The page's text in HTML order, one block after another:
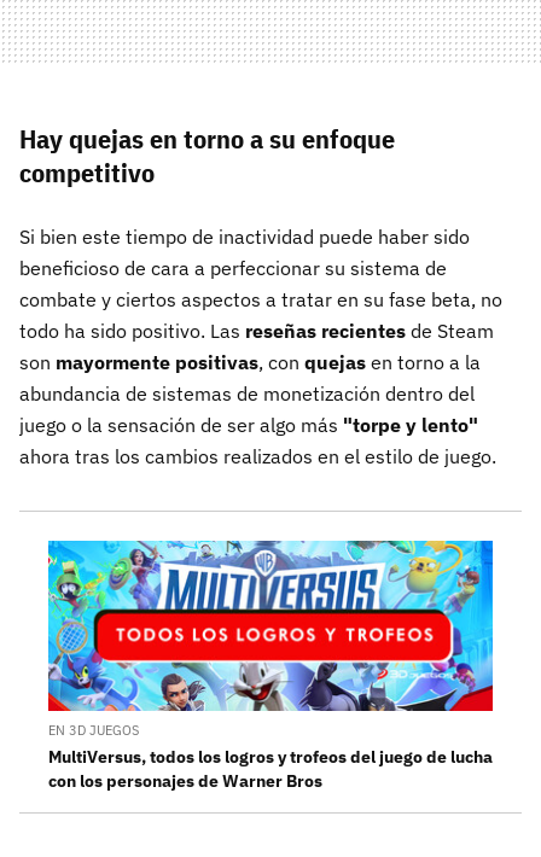
Hay quejas en torno a su enfoque
competitivo
Si bien este tiempo de inactividad puede haber sido
beneficioso de cara a perfeccionar su sistema de
combate y ciertos aspectos a tratar en su fase beta, no
todo ha sido positivo. Las reseñas recientes de Steam
son mayormente positivas, con quejas en torno a la
abundancia de sistemas de monetización dentro del
juego o la sensación de ser algo más "torpe y lento"
ahora tras los cambios realizados en el estilo de juego.
EN 3D JUEGOS
MultiVersus, todos los logros y trofeos del juego de lucha
con los personajes de Warner Bros